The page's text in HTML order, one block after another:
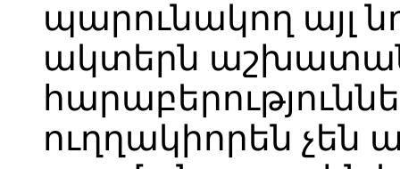
պարունակող այլ
ակտերն
ուղղակիորեն չեն